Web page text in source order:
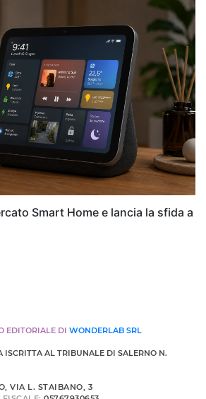
Smart Home e lancia la sfida a
EDITORIALE DI WONDERLAB SRL
ISCRITTA AL TRIBUNALE DI SALERNO N.
VIA L. STAIBANO, 3